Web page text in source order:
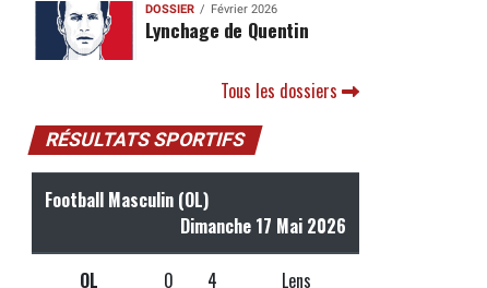
DOSSIER Février 2026
Lynchage de Quentin
Tous les dossiers
RÉSULTATS SPORTIFS
Football Masculin (OL)
Dimanche 17 Mai 2026
OL 0 4 Lens